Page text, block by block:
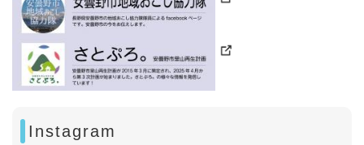
Instagram